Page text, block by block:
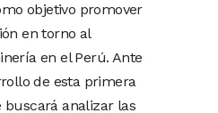
objetivo promover
en torno al
en el Perú. Ante
de esta primera
buscará analizar las